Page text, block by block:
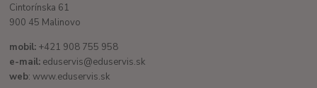
Cintorínska 61
900 45 Malinovo
mobil: +421 908 755 958
e-mail: eduservis@eduservis.sk
web: www.eduservis.sk